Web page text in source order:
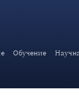
Обучение
заседании